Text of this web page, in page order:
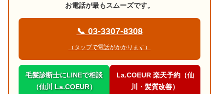
お電話が最もスムーズです。
📞 03-3307-8308
（タップで電話がかかります）
毛髪診断士にLINEで相談
（仙川 La.COEUR）
La.COEUR 楽天予約（仙
川・髪質改善）